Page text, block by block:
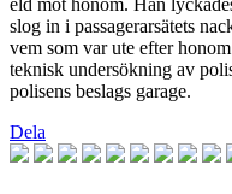
eld mot honom. Han
slog in i passagerarsätets
vem som var ute efter
teknisk undersökning av
polisens beslags garage.
Dela